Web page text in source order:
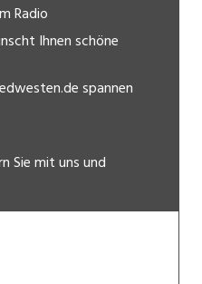
Radio
Ihnen schöne
spannen
Sie mit uns und